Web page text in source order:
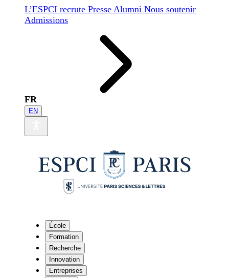
L’ESPCI recrute Presse Alumni Nous soutenir
Admissions
FR
EN
École
Formation
Recherche
Innovation
Entreprises